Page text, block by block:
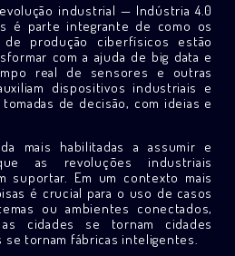
industrial — Indústria 4.0
é parte integrante de como os
produção ciberfísicos estão
com a ajuda de big data e
real de sensores e outras
dispositivos industriais e
de decisão, com ideias e
mais habilitadas a assumir e
as revoluções industriais
suportar. Em um contexto mais
é crucial para o uso de casos
ou ambientes conectados,
cidades se tornam cidades
tornam fábricas inteligentes.